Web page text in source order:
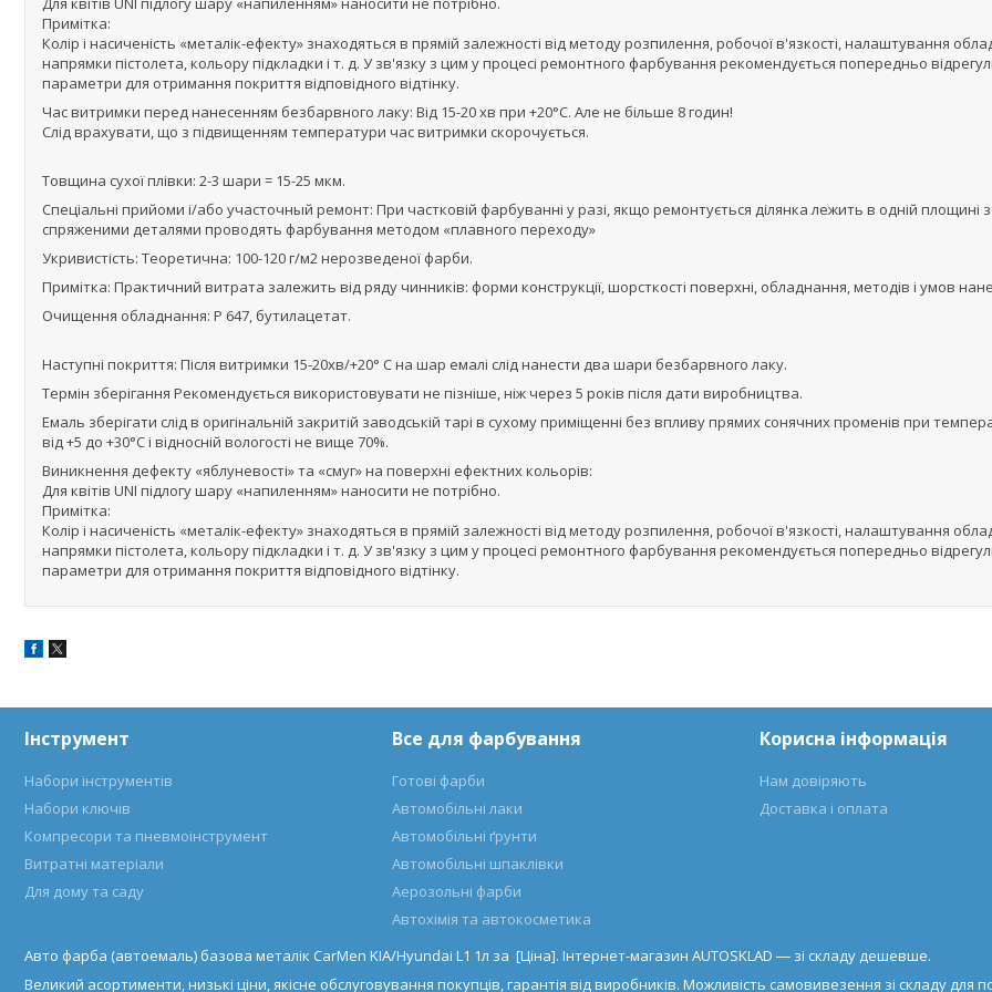
Примітка:
Колір і насиченість «металік-ефекту» знаходяться в прямій залежності від методу розпилення, робочої в'язкості, налаштування
напрямки пістолета, кольору підкладки і т. д. У зв'язку з цим у процесі ремонтного фарбування рекомендується попередньо
параметри для отримання покриття відповідного відтінку.
Час витримки перед нанесенням безбарвного лаку: Від 15-20 хв при +20°С. Але не більше 8 годин!
Слід врахувати, що з підвищенням температури час витримки скорочується.
Товщина сухої плівки: 2-3 шари = 15-25 мкм.
Спеціальні прийоми і/або участочный ремонт: При частковій фарбуванні у разі, якщо ремонтується ділянка лежить в одній площині з
спряженими деталями проводять фарбування методом «плавного переходу»
Укривистість: Теоретична: 100-120 г/м2 нерозведеної фарби.
Примітка: Практичний витрата залежить від ряду чинників: форми конструкції, шорсткості поверхні, обладнання, методів і умов
Очищення обладнання: Р 647, бутилацетат.
Наступні покриття: Після витримки 15-20хв/+20° С на шар емалі слід нанести два шари безбарвного лаку.
Термін зберігання Рекомендується використовувати не пізніше, ніж через 5 років після дати виробництва.
Емаль зберігати слід в оригінальній закритій заводській тарі в сухому приміщенні без впливу прямих сонячних променів при
від +5 до +30°С і відносній вологості не вище 70%.
Виникнення дефекту «яблуневості» та «смуг» на поверхні ефектних кольорів:
Для квітів UNI підлогу шару «напиленням» наносити не потрібно.
Примітка:
Колір і насиченість «металік-ефекту» знаходяться в прямій залежності від методу розпилення, робочої в'язкості, налаштування
напрямки пістолета, кольору підкладки і т. д. У зв'язку з цим у процесі ремонтного фарбування рекомендується попередньо
параметри для отримання покриття відповідного відтінку.
Інструмент
Набори інструментів
Набори ключів
Компресори та пневмоінструмент
Витратні матеріали
Для дому та саду
Все для фарбування
Готові фарби
Автомобільні лаки
Автомобільні ґрунти
Автомобільні шпаклівки
Аерозольні фарби
Автохімія та автокосметика
Корисна інформація
Нам довіряють
Доставка і оплата
Авто фарба (автоемаль) базова металік CarMen KIA/Hyundai L1 1л за [Ціна]. Інтернет-магазин AUTOSKLAD ― зі складу дешевше.
Великий асортименти, низькі ціни, якісне обслуговування покупців, гарантія від виробників. Можливість самовивезення зі складу для